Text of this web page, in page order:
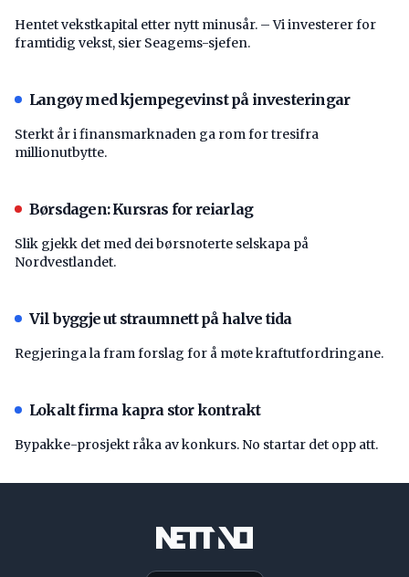
Hentet vekstkapital etter nytt minusår. – Vi investerer for
framtidig vekst, sier Seagems-sjefen.
Langøy med kjempegevinst på investeringar
Sterkt år i finansmarknaden ga rom for tresifra
millionutbytte.
Børsdagen: Kursras for reiarlag
Slik gjekk det med dei børsnoterte selskapa på
Nordvestlandet.
Vil byggje ut straumnett på halve tida
Regjeringa la fram forslag for å møte kraftutfordringane.
Lokalt firma kapra stor kontrakt
Bypakke-prosjekt råka av konkurs. No startar det opp att.